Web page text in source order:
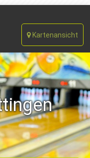
Kartenansicht